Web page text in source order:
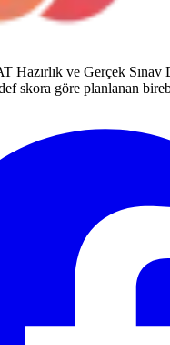
Hazırlık ve Gerçek Sınav
skora göre planlanan